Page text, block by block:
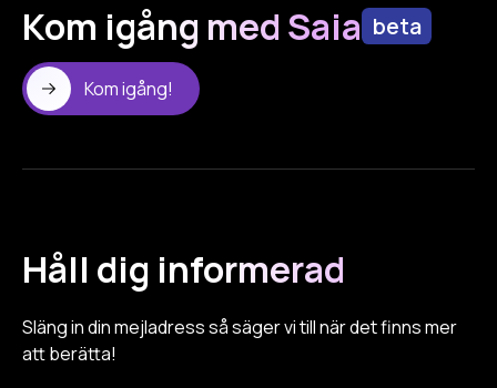
Kom igång med Saia beta
Kom igång!
Håll dig informerad
Släng in din mejladress så säger vi till när det finns mer
att berätta!